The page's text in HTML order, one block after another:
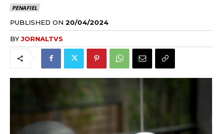
PENAFIEL
PUBLISHED ON 20/04/2024
BYJORNALTVS